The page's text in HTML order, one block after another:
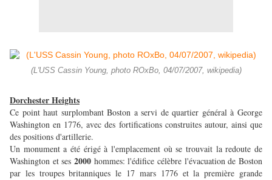
(L'USS Cassin Young, photo ROxBo, 04/07/2007, wikipedia)
Dorchester Heights
Ce point haut surplombant Boston a servi de quartier général à George
Washington en 1776, avec des fortifications construites autour, ainsi que
des positions d'artillerie.
Un monument a été érigé à l'emplacement où se trouvait la redoute de
Washington et ses 2000 hommes: l'édifice célèbre l'évacuation de Boston
par les troupes britanniques le 17 mars 1776 et la première grande